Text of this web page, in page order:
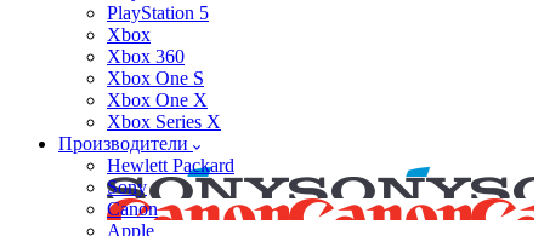
PlayStation 5
Xbox
Xbox 360
Xbox One S
Xbox One X
Xbox Series X
Производители
Hewlett Packard
Sony
Canon
Apple